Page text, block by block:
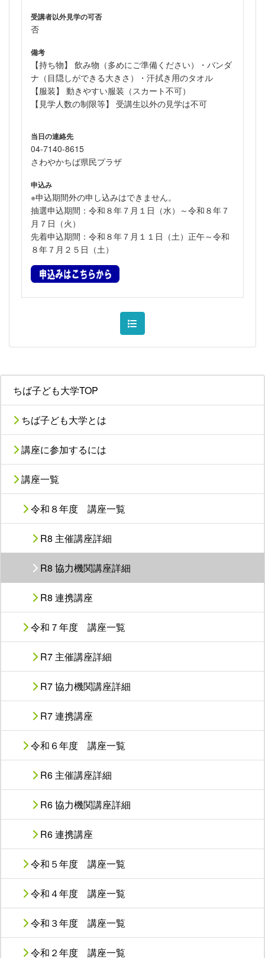
ちば子ども大学TOP
ちば子ども大学とは
講座に参加するには
講座一覧
令和８年度 講座一覧
R8 主催講座詳細
R8 協力機関講座詳細
R8 連携講座
令和７年度 講座一覧
R7 主催講座詳細
R7 協力機関講座詳細
R7 連携講座
令和６年度 講座一覧
R6 主催講座詳細
R6 協力機関講座詳細
R6 連携講座
令和５年度 講座一覧
令和４年度 講座一覧
令和３年度 講座一覧
令和２年度 講座一覧
受講者以外見学の可否
否
備考
【持ち物】 飲み物（多めにご準備ください）・バンダ
ナ（目隠しができる大きさ）・汗拭き用のタオル
【服装】 動きやすい服装（スカート不可）
【見学人数の制限等】 受講生以外の見学は不可
当日の連絡先
04-7140-8615
さわやかちば県民プラザ
申込み
※申込期間外の申し込みはできません。
抽選申込期間：令和８年７月１日（水）～令和８年７
月７日（火）
先着申込期間：令和８年７月１１日（土）正午～令和
８年７月２５日（土）